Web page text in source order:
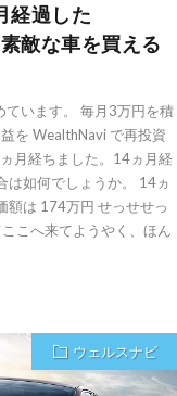
経過した
敵な車を買える
います。 毎月3万円を積
を WealthNavi で再投資
月経ちました。14ヵ月経
は如何でしょうか。 14ヵ
額は 174万円 せっせせっ
こへ来てようやく、ほん
ウェルスナビ